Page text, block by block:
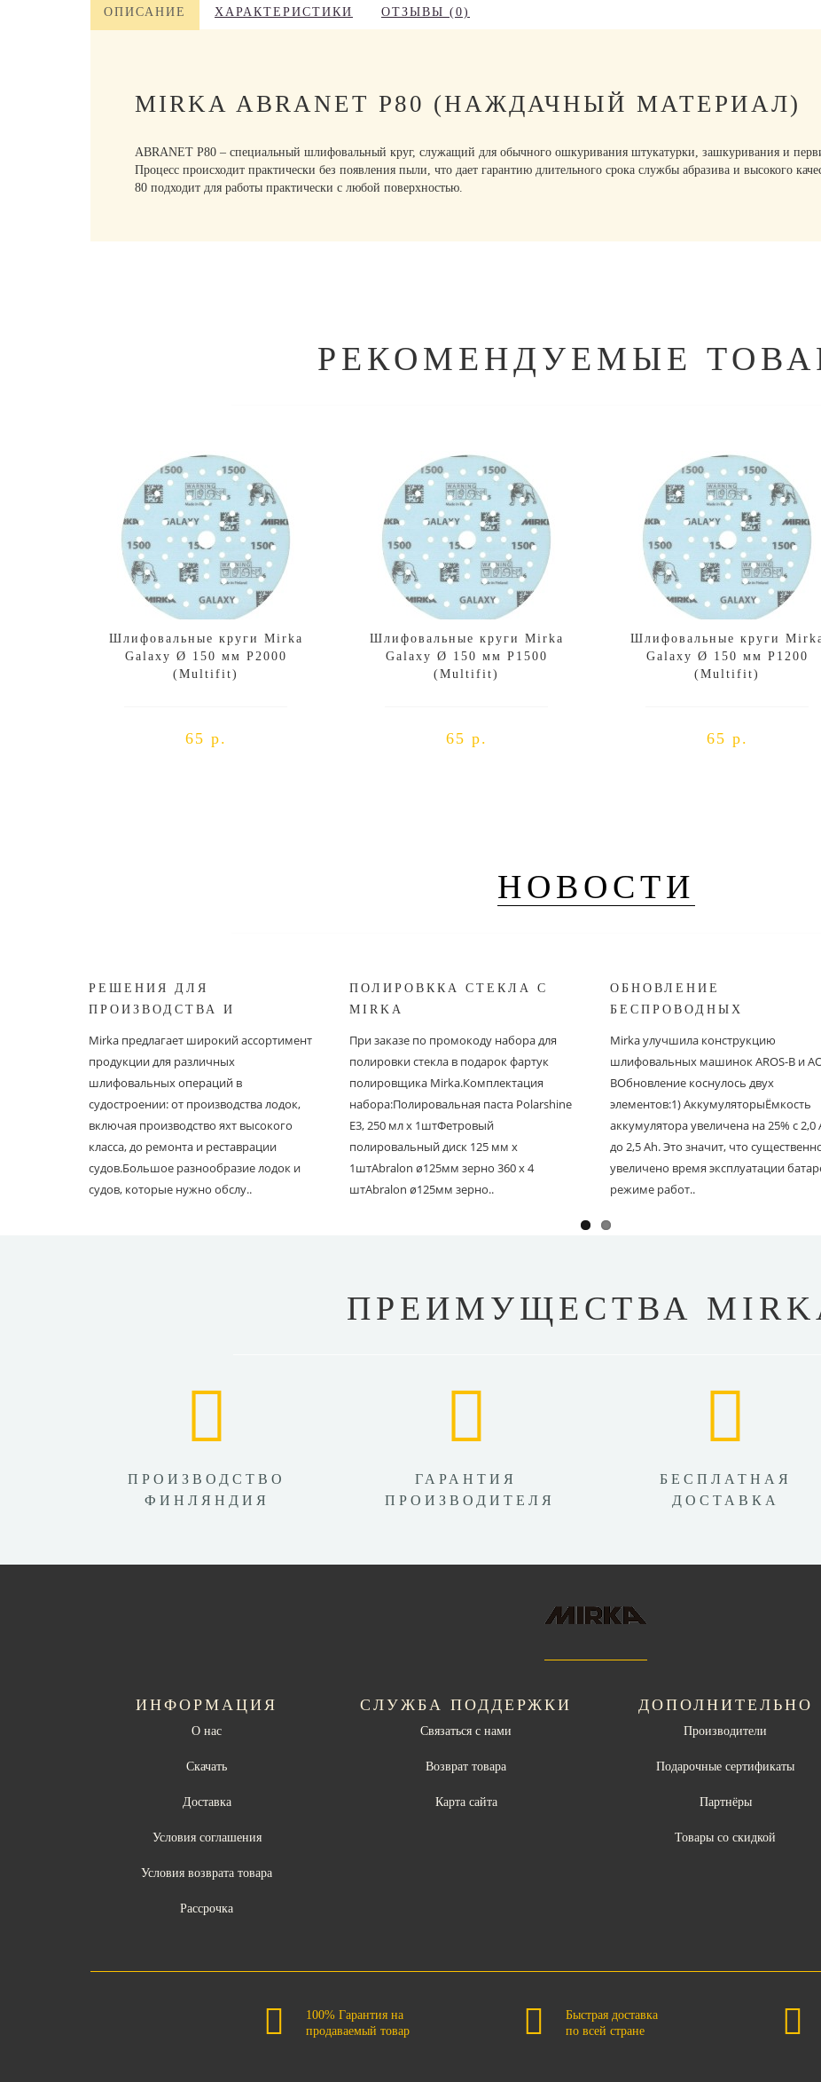
ОПИСАНИЕ ХАРАКТЕРИСТИКИ ОТЗЫВЫ (0)
MIRKA ABRANET P80 (НАЖДАЧНЫЙ МАТЕРИАЛ)
ABRANET P80 – специальный шлифовальный круг, служащий для обычного ошкуривания штукатурки, зашкуривания и
Процесс происходит практически без появления пыли, что дает гарантию длительного срока службы абразива и высокого
80 подходит для работы практически с любой поверхностью.
РЕКОМЕНДУЕМЫЕ
Шлифовальные круги Mirka
Galaxy Ø 150 мм P2000
(Multifit)
65 р.
Шлифовальные круги Mirka
Galaxy Ø 150 мм P1500
(Multifit)
65 р.
Шлифовальные круги
Galaxy Ø 150 мм P1200
(Multifit)
65 р.
НОВОСТИ
РЕШЕНИЯ ДЛЯ
ПРОИЗВОДСТВА И
Mirka предлагает широкий ассортимент
продукции для различных
шлифовальных операций в
судостроении: от производства лодок,
включая производство яхт высокого
класса, до ремонта и реставрации
судов.Большое разнообразие лодок и
судов, которые нужно обслу..
ПОЛИРОВККА СТЕКЛА С
MIRKA
При заказе по промокоду набора для
полировки стекла в подарок фартук
полировщика Mirka.Комплектация
набора:Полировальная паста Polarshine
E3, 250 мл х 1штФетровый
полировальный диск 125 мм х
1штAbralon ø125мм зерно 360 х 4
штAbralon ø125мм зерно..
ОБНОВЛЕНИЕ
БЕСПРОВОДНЫХ
Mirka улучшила конструкцию
шлифовальных машинок AROS-B и
BОбновление коснулось двух
элементов:1) АккумуляторыЁмкость
аккумулятора увеличена на 25% с 2,0
до 2,5 Ah. Это значит, что
увеличено время эксплуатации
режиме работ..
ПРЕИМУЩЕСТВА
ПРОИЗВОДСТВО
ФИНЛЯНДИЯ
ГАРАНТИЯ
ПРОИЗВОДИТЕЛЯ
БЕСПЛАТНАЯ
ДОСТАВКА
ИНФОРМАЦИЯ
О нас
Скачать
Доставка
Условия соглашения
Условия возврата товара
Рассрочка
СЛУЖБА ПОДДЕРЖКИ
Связаться с нами
Возврат товара
Карта сайта
ДОПОЛНИТЕЛЬНО
Производители
Подарочные сертификаты
Партнёры
Товары со скидкой
100% Гарантия на
продаваемый товар
Быстрая доставка
по всей стране